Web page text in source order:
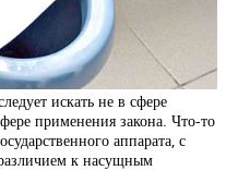
искать не в сфере
применения закона. Что-то
аппарата, с
к насущным